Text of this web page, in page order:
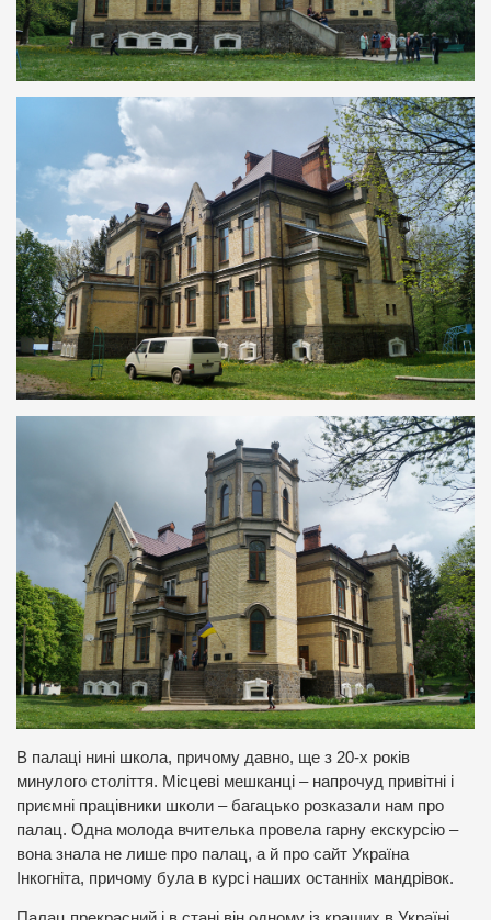
В палаці нині школа, причому давно, ще з 20-х років
минулого століття. Місцеві мешканці – напрочуд привітні і
приємні працівники школи – багацько розказали нам про
палац. Одна молода вчителька провела гарну екскурсію –
вона знала не лише про палац, а й про сайт Україна
Інкогніта, причому була в курсі наших останніх мандрівок.